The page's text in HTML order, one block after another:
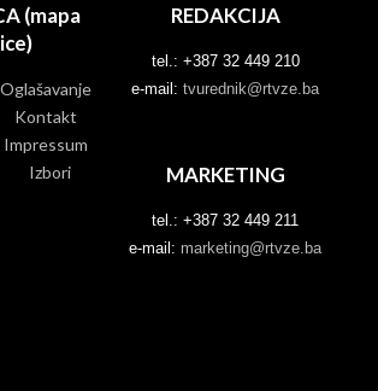
(mapa
Oglašavanje
Kontakt
Impressum
Izbori
REDAKCIJA
tel.: +387 32 449 210
e-mail: tvurednik@rtvze.ba
MARKETING
tel.: +387 32 449 211
e-mail: marketing@rtvze.ba